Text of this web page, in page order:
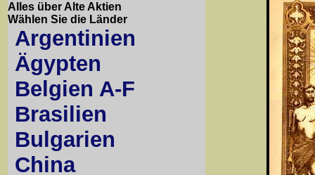
Alles über Alte Aktien
Wählen Sie die Länder
Argentinien
Ägypten
Belgien A-F
Brasilien
Bulgarien
China